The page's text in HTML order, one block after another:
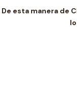
De esta manera de